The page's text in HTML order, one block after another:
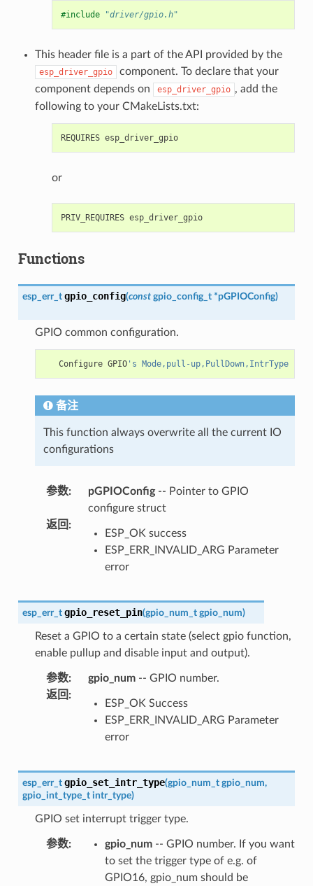
#include "driver/gpio.h"
This header file is a part of the API provided by the
esp_driver_gpio
component. To declare that your
component depends on
esp_driver_gpio , add the
following to your CMakeLists.txt:
REQUIRES esp_driver_gpio
or
PRIV_REQUIRES esp_driver_gpio
Functions
esp_err_t gpio_config(const gpio_config_t *pGPIOConfig)
GPIO common configuration.
Configure GPIO's Mode,pull-up,PullDown,IntrType
备注
This function always overwrite all the current IO
configurations
参数: pGPIOConfig-- Pointer to GPIO
configure struct
返回 :
ESP_OK success
ESP_ERR_INVALID_ARG Parameter
error
esp_err_t gpio_reset_pin(gpio_num_t gpio_num)
Reset a GPIO to a certain state (select gpio function,
enable pullup and disable input and output).
参数: gpio_num-- GPIO number.
返回 :
ESP_OK Success
ESP_ERR_INVALID_ARG Parameter
error
esp_err_t gpio_set_intr_type(gpio_num_t gpio_num,
gpio_int_type_t intr_type)
GPIO set interrupt trigger type.
参数: gpio_num-- GPIO number. If you want
to set the trigger type of e.g. of
GPIO16, gpio_num should be